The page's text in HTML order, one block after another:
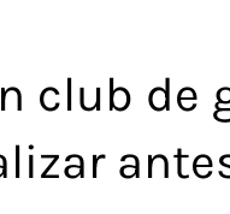
club de